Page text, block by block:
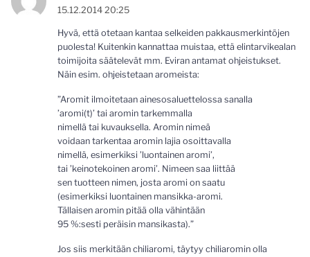
15.12.2014 20:25
Hyvä, että otetaan kantaa selkeiden pakkausmerkintöjen
puolesta! Kuitenkin kannattaa muistaa, että elintarvikealan
toimijoita säätelevät mm. Eviran antamat ohjeistukset.
Näin esim. ohjeistetaan aromeista:
”Aromit ilmoitetaan ainesosaluettelossa sanalla
’aromi(t)’ tai aromin tarkemmalla
nimellä tai kuvauksella. Aromin nimeä
voidaan tarkentaa aromin lajia osoittavalla
nimellä, esimerkiksi ’luontainen aromi’,
tai ’keinotekoinen aromi’. Nimeen saa liittää
sen tuotteen nimen, josta aromi on saatu
(esimerkiksi luontainen mansikka-aromi.
Tällaisen aromin pitää olla vähintään
95 %:sesti peräisin mansikasta).”
Jos siis merkitään chiliaromi, täytyy chiliaromin olla